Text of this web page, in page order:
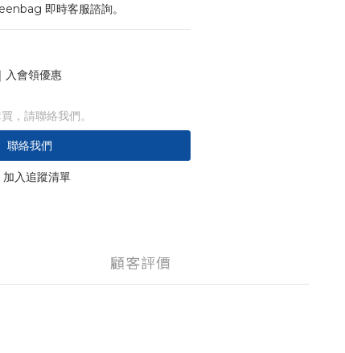
即時客服諮詢。
入會領優惠
，請聯絡我們。
聯絡我們
加入追蹤清單
顧客評價